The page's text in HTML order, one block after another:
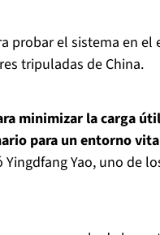
probar el sistema en el
tripuladas de China.
minimizar la carga
para un entorno
Yingdfang Yao, uno de